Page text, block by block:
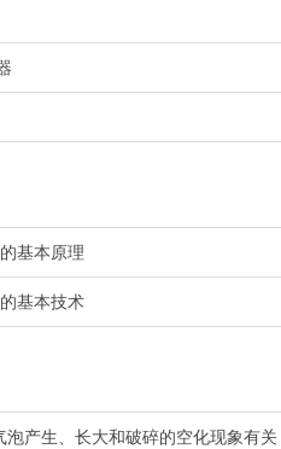
基本原理
基本技术
产生、长大和破碎的空化现象有